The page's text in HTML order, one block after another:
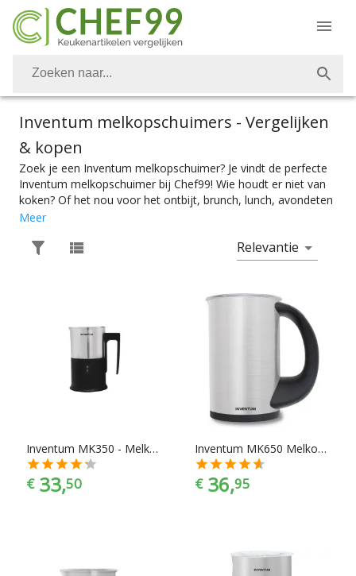
Inventum melkopschuimers - Vergelijken
& kopen
Zoek je een Inventum melkopschuimer? Je vindt de perfecte
Inventum melkopschuimer bij Chef99! Wie houdt er niet van
koken? Of het nou voor het ontbijt, brunch, lunch, avondeten
of dessert is. Vanzelfsprekend is het belangrijk om over de
melkopschuimers vind je bij Chef99. Voor de perfecte latte
macchiato of cappuccino heb je natuurlijk de perfecte
met de juiste specificaties. Of je nou een handmatige
melkopschuimer zoekt of een elektrische melkopschuimer, je
vindt makkelijk wat je nodig hebt bij Chef99. En dat alles
onder het mom: “Gemak dient de chef”. Melkopschuimers zijn
er te vinden in alle prijscategorieën, voor ieder is er wel wat
wils. En met ook nog eens de juiste kleurselectie vind je de
kleur die het beste bij jouw keukeninrichting past.
Meer
Relevantie
Inventum MK350 - Melkopschuimer - Zwart
€ 33,50
Inventum MK650 Melkopschuimer
€ 36,95